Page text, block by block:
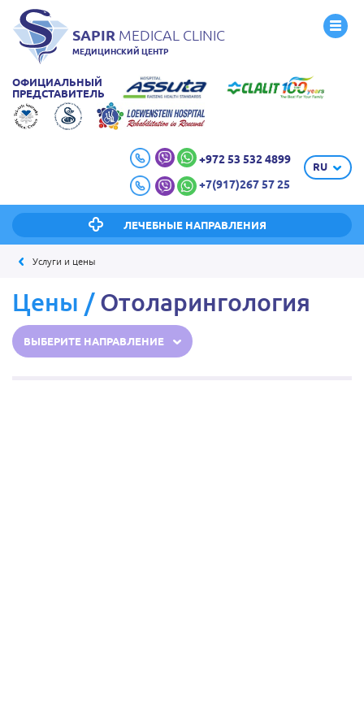
SAPIR MEDICAL CLINIC
МЕДИЦИНСКИЙ ЦЕНТР
ОФИЦИАЛЬНЫЙ
ПРЕДСТАВИТЕЛЬ
+972 53 532 4899
+7(917)267 57 25
RU
ЛЕЧЕБНЫЕ НАПРАВЛЕНИЯ
Услуги и цены
Цены / Отоларингология
ВЫБЕРИТЕ НАПРАВЛЕНИЕ